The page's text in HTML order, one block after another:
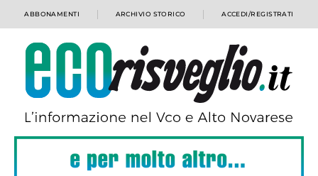
ABBONAMENTI ARCHIVIO STORICO ACCEDI/REGISTRATI